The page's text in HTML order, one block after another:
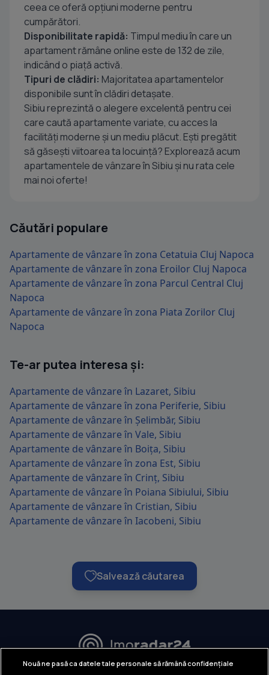
ceea ce oferă opțiuni moderne pentru
cumpărători.
Disponibilitate rapidă: Timpul mediu în care un
apartament rămâne online este de 132 de zile,
indicând o piață activă.
Tipuri de clădiri: Majoritatea apartamentelor
disponibile sunt în clădiri detașate.
Sibiu reprezintă o alegere excelentă pentru cei
care caută apartamente variate, cu acces la
facilități moderne și un mediu plăcut. Ești pregătit
să găsești viitoarea ta locuință? Explorează acum
apartamentele de vânzare în Sibiu și nu rata cele
mai noi oferte!
Căutări populare
Apartamente de vânzare în zona Cetatuia Cluj Napoca
Apartamente de vânzare în zona Eroilor Cluj Napoca
Apartamente de vânzare în zona Parcul Central Cluj
Napoca
Apartamente de vânzare în zona Piata Zorilor Cluj
Napoca
Te-ar putea interesa și:
Apartamente de vânzare în Lazaret, Sibiu
Apartamente de vânzare în zona Periferie, Sibiu
Apartamente de vânzare în Șelimbăr, Sibiu
Apartamente de vânzare în Vale, Sibiu
Apartamente de vânzare în Boița, Sibiu
Apartamente de vânzare în zona Est, Sibiu
Apartamente de vânzare în Crinț, Sibiu
Apartamente de vânzare în Poiana Sibiului, Sibiu
Apartamente de vânzare în Cristian, Sibiu
Apartamente de vânzare în Iacobeni, Sibiu
Salvează căutarea
URMĂREȘTE-NE:
Nouă ne pasă ca datele tale personale să rămână confidențiale